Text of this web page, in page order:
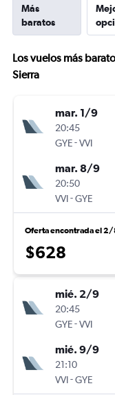
Más
baratos
Los vuelos más
Sierra
mar. 1/9
20:45
GYE-VVI
mar. 8/9
20:50
VVI-GYE
Oferta encontrada el 2/
$628
mié. 2/9
20:45
GYE-VVI
mié. 9/9
21:10
VVI-GYE